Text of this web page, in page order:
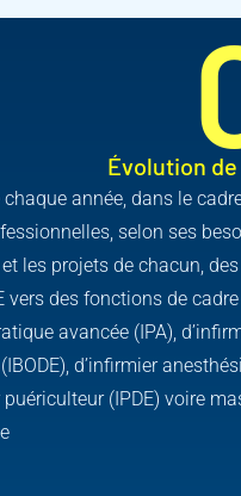
Évolution
année, dans le
selon ses
les projets de chacun, des
vers des fonctions de
avancée (IPA),
d’infirmier
puériculteur (IPDE) voire